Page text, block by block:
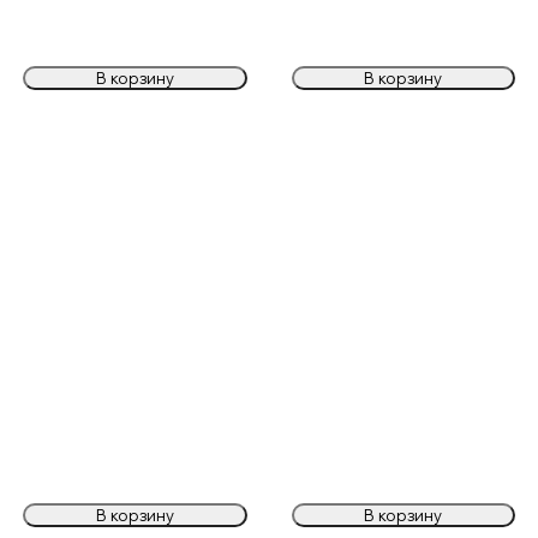
В корзину В корзину
В корзину В корзину